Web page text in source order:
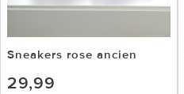
Sneakers rose ancien
29,99